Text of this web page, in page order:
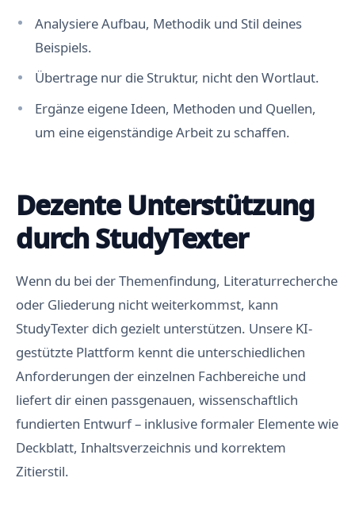
Analysiere Aufbau, Methodik und Stil deines
Beispiels.
Übertrage nur die Struktur, nicht den Wortlaut.
Ergänze eigene Ideen, Methoden und Quellen,
um eine eigenständige Arbeit zu schaffen.
Dezente Unterstützung
durch StudyTexter
Wenn du bei der Themenfindung, Literaturrecherche
oder Gliederung nicht weiterkommst, kann
StudyTexter dich gezielt unterstützen. Unsere KI-
gestützte Plattform kennt die unterschiedlichen
Anforderungen der einzelnen Fachbereiche und
liefert dir einen passgenauen, wissenschaftlich
fundierten Entwurf – inklusive formaler Elemente wie
Deckblatt, Inhaltsverzeichnis und korrektem
Zitierstil.